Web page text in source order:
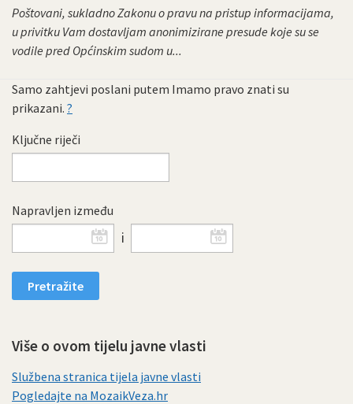
Poštovani, sukladno Zakonu o pravu na pristup informacijama,
u privitku Vam dostavljam anonimizirane presude koje su se
vodile pred Općinskim sudom u...
Samo zahtjevi poslani putem Imamo pravo znati su
prikazani. ?
Ključne riječi
Napravljen između
i
Više o ovom tijelu javne vlasti
Službena stranica tijela javne vlasti
Pogledajte na MozaikVeza.hr